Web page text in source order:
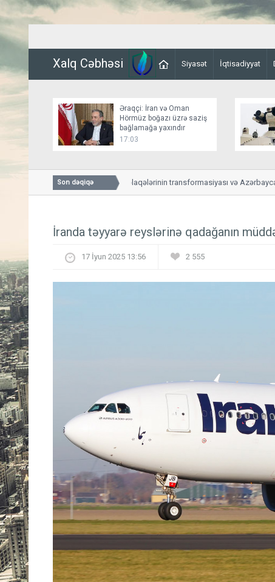
Xalq Cəbhəsi Siyasət İqtisadiyyat
Əraqçi: İran və Oman
Hörmüz boğazı üzrə saziş
bağlamağa yaxındır
17:03
Son dəqiqə
ABŞ-Azərbaycan əlaqələrinin transformasiyası və
yeni mərhələsi
İranda təyyarə reyslərinə qadağanın
17 İyun 2025 13:56 2 555